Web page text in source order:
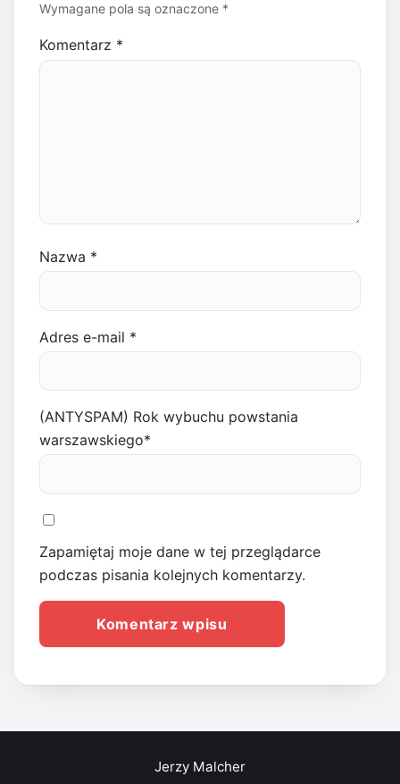
Wymagane pola są oznaczone *
Komentarz *
Nazwa *
Adres e-mail *
(ANTYSPAM) Rok wybuchu powstania
warszawskiego*
Zapamiętaj moje dane w tej przeglądarce
podczas pisania kolejnych komentarzy.
Jerzy Malcher